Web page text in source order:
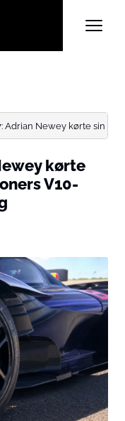
Adrian Newey kørte sin
kørte
V10-